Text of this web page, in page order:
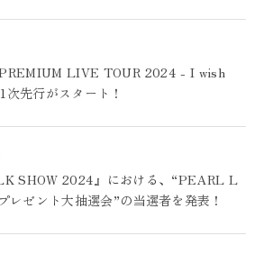
PREMIUM LIVE TOUR 2024 - I wish
先行がスタート！
SHOW 2024』における、“PEARL L
レゼント大抽選会”の当選者を発表！